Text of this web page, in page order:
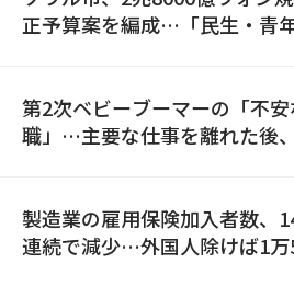
正予算案を編成…「民生・青
第2次ベビーブーマーの「不
職」…主要な仕事を離れた後
製造業の雇用保険加入者数、
連続で減少…外国人除けば1万